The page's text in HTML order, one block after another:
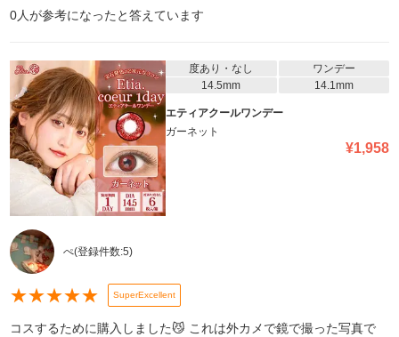
0人が参考になったと答えています
度あり・なし
ワンデー
14.5mm
14.1mm
エティアクールワンデー
ガーネット
¥1,958
ぺ(登録件数:5)
★★★★★ SuperExcellent
コスするために購入しました😼 これは外カメで鏡で撮った写真で